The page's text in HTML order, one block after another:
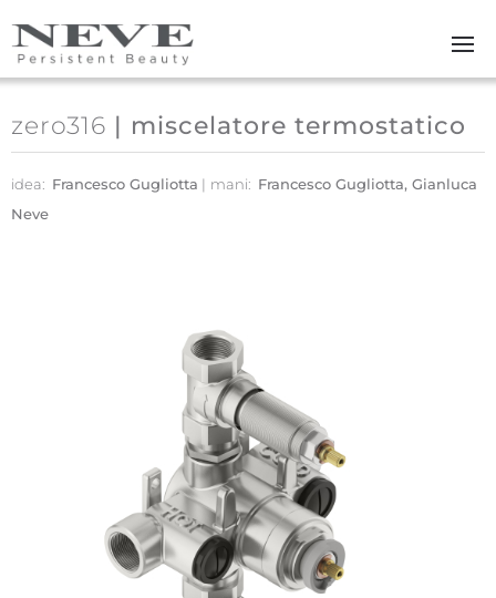
Skip to main content
zero316 | miscelatore termostatico
idea: Francesco Gugliotta mani: Francesco Gugliotta, Gianluca
Neve